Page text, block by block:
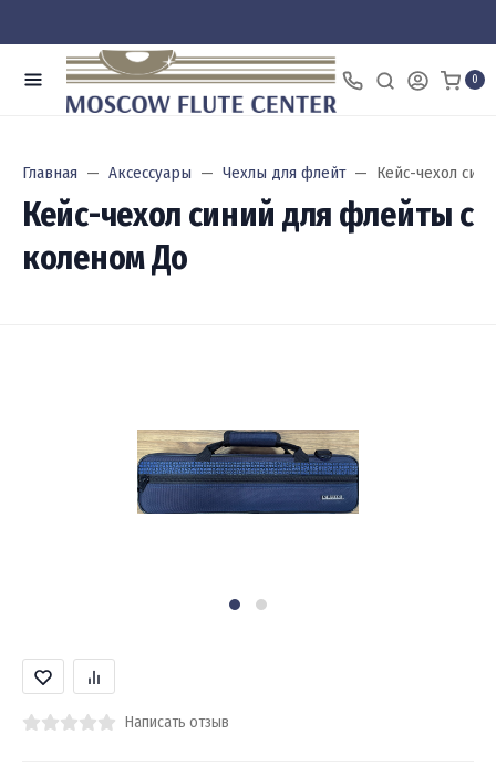
0
Главная Аксессуары Чехлы для флейт Кейс-чехол
Кейс-чехол синий для флейты с
коленом До
Написать отзыв